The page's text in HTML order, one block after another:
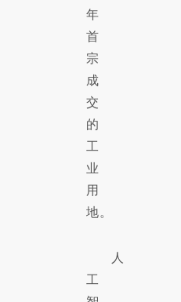
年
首
宗
成
交
的
工
业
用
地。
人
工